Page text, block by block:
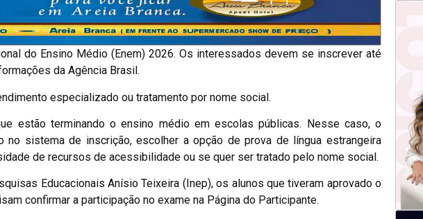
do Ensino Médio (Enem) 2026. Os interessados devem se inscrever até
da Agência Brasil.
especializado ou tratamento por nome social.
estão terminando o ensino médio em escolas públicas. Nesse caso, o
no sistema de inscrição, escolher a opção de prova de língua estrangeira
de recursos de acessibilidade ou se quer ser tratado pelo nome social.
Educacionais Anísio Teixeira (Inep), os alunos que tiveram aprovado o
confirmar a participação no exame na Página do Participante.